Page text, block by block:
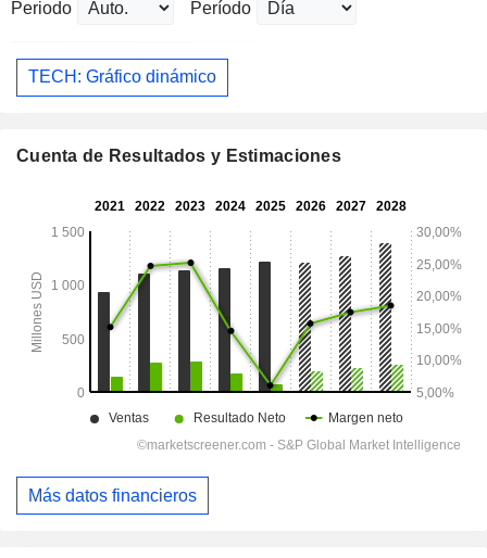
Periodo Período
TECH: Gráfico dinámico
Cuenta de Resultados y Estimaciones
Más datos financieros